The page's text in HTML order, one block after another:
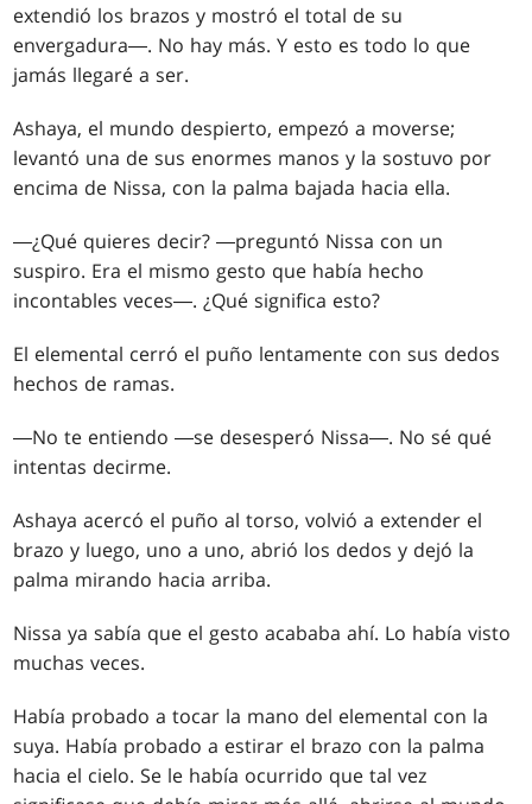
extendió los brazos y mostró el total de su
envergadura―. No hay más. Y esto es todo lo que
jamás llegaré a ser.
Ashaya, el mundo despierto, empezó a moverse;
levantó una de sus enormes manos y la sostuvo por
encima de Nissa, con la palma bajada hacia ella.
―¿Qué quieres decir? ―preguntó Nissa con un
suspiro. Era el mismo gesto que había hecho
incontables veces―. ¿Qué significa esto?
El elemental cerró el puño lentamente con sus dedos
hechos de ramas.
―No te entiendo ―se desesperó Nissa―. No sé qué
intentas decirme.
Ashaya acercó el puño al torso, volvió a extender el
brazo y luego, uno a uno, abrió los dedos y dejó la
palma mirando hacia arriba.
Nissa ya sabía que el gesto acababa ahí. Lo había visto
muchas veces.
Había probado a tocar la mano del elemental con la
suya. Había probado a estirar el brazo con la palma
hacia el cielo. Se le había ocurrido que tal vez